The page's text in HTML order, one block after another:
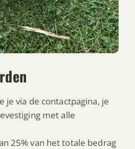
je via de contactpagina, je
met alle
25% van het totale bedrag